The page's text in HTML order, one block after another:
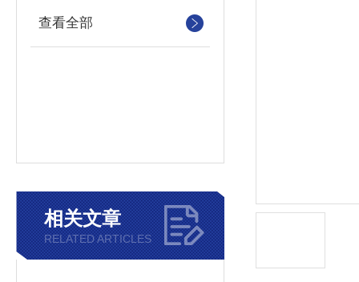
查看全部
相关文章
RELATED ARTICLES